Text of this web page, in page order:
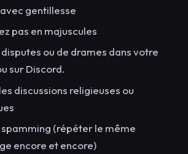
gentillesse
pas en majuscules
disputes ou de drames dans votre
sur Discord.
discussions religieuses ou
spamming (répéter le même
encore et encore)